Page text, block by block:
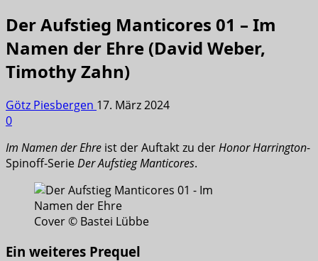
Der Aufstieg Manticores 01 – Im
Namen der Ehre (David Weber,
Timothy Zahn)
Götz Piesbergen 17. März 2024
0
Im Namen der Ehre ist der Auftakt zu derHonor Harrington-
Spinoff-SerieDer Aufstieg Manticores.
Cover © Bastei Lübbe
Ein weiteres Prequel